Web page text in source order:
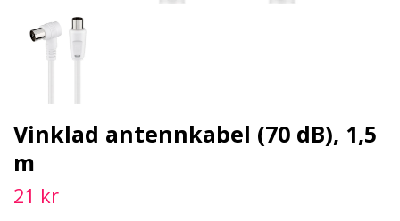
Vinklad antennkabel (70 dB), 1,5
m
21 kr